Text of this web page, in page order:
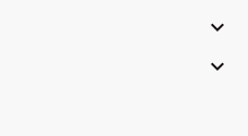

